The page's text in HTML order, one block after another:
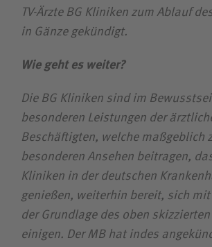
TV-Ärzte BG Kliniken zum Ablauf
in Gänze gekündigt.
Wie geht es weiter?
Die BG Kliniken sind im
besonderen Leistungen der
Beschäftigten, welche maßgeblich
besonderen Ansehen beitragen,
Kliniken in der deutschen
genießen, weiterhin bereit, sich
der Grundlage des oben
einigen. Der MB hat indes